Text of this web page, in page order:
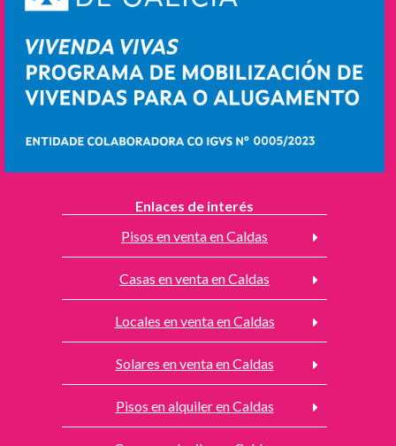
Enlaces de interés
Pisos en venta en Caldas
Casas en venta en Caldas
Locales en venta en Caldas
Solares en venta en Caldas
Pisos en alquiler en Caldas